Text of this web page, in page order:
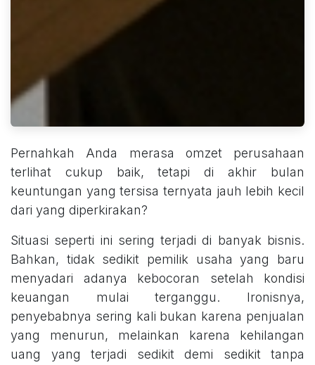
Pernahkah Anda merasa omzet perusahaan
terlihat cukup baik, tetapi di akhir bulan
keuntungan yang tersisa ternyata jauh lebih kecil
dari yang diperkirakan?
Situasi seperti ini sering terjadi di banyak bisnis.
Bahkan, tidak sedikit pemilik usaha yang baru
menyadari adanya kebocoran setelah kondisi
keuangan mulai terganggu. Ironisnya,
penyebabnya sering kali bukan karena penjualan
yang menurun, melainkan karena kehilangan
uang yang terjadi sedikit demi sedikit tanpa